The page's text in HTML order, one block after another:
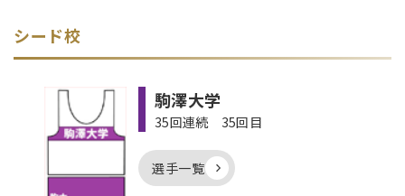
シード校
駒澤大学
35回連続 35回目
選手一覧